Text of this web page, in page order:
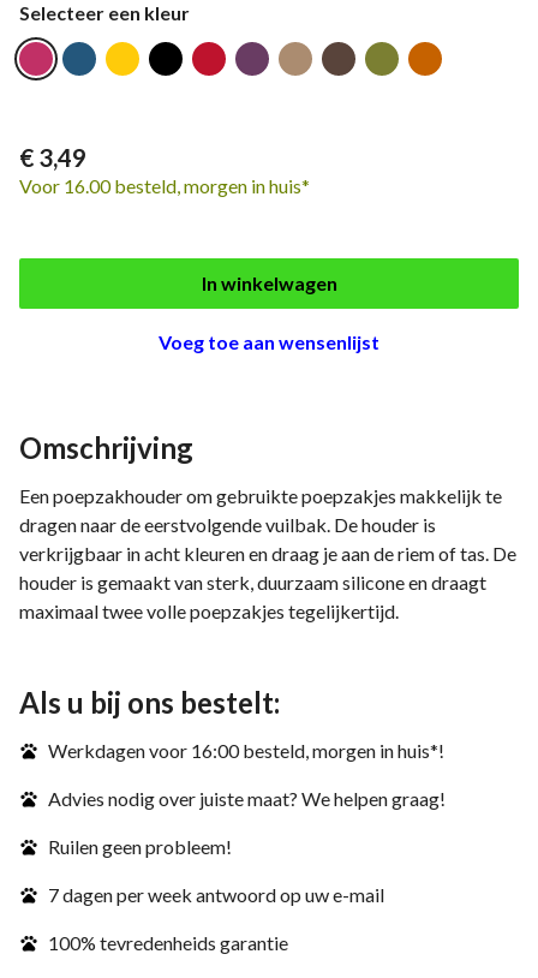
Selecteer een kleur
€ 3,49
Voor 16.00 besteld, morgen in huis*
In winkelwagen
Voeg toe aan wensenlijst
Omschrijving
Een poepzakhouder om gebruikte poepzakjes makkelijk te
dragen naar de eerstvolgende vuilbak. De houder is
verkrijgbaar in acht kleuren en draag je aan de riem of tas. De
houder is gemaakt van sterk, duurzaam silicone en draagt
maximaal twee volle poepzakjes tegelijkertijd.
Als u bij ons bestelt:
Werkdagen voor 16:00 besteld, morgen in huis*!
Advies nodig over juiste maat? We helpen graag!
Ruilen geen probleem!
7 dagen per week antwoord op uw e-mail
100% tevredenheids garantie